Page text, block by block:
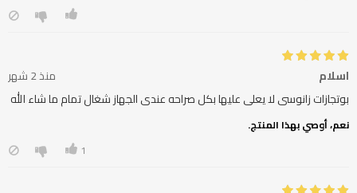
اسلام
منذ 2 شهر
بوتجازات زانوسى لا يعلى عليها بكل صراحه عندى الجهاز شغال تمام ما شاء الله
نعم، أوصي بهذا المنتج.
1